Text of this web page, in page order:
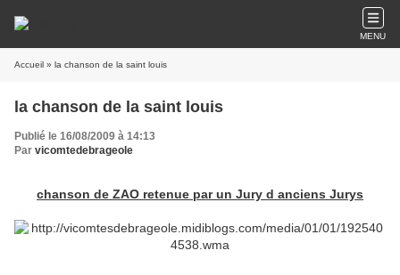
MENU
Accueil » la chanson de la saint louis
la chanson de la saint louis
Publié le 16/08/2009 à 14:13
Par vicomtedebrageole
chanson de ZAO retenue par un Jury d anciens Jurys